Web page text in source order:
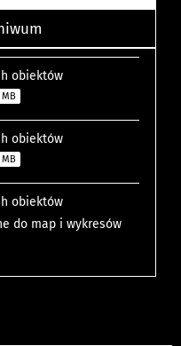
obiektów
MB
obiektów
MB
obiektów
do map i wykresów